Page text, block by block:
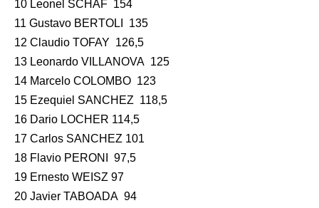
10 Leonel SCHAF 154
11 Gustavo BERTOLI 135
12 Claudio TOFAY 126,5
13 Leonardo VILLANOVA 125
14 Marcelo COLOMBO 123
15 Ezequiel SANCHEZ 118,5
16 Dario LOCHER 114,5
17 Carlos SANCHEZ 101
18 Flavio PERONI 97,5
19 Ernesto WEISZ 97
20 Javier TABOADA 94